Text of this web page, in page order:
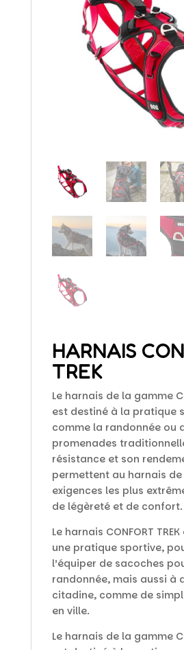
HARNAIS
TREK
Le harnais de la gamme
est destiné à la pratique
comme la randonnée ou
promenades
résistance et son
permettent au harnais
exigences les plus
de légèreté et de confort.
Le harnais CONFORT
une pratique sportive,
l’équiper de sacoches
randonnée, mais aussi à
citadine, comme de
en ville.
Le harnais de la gamme